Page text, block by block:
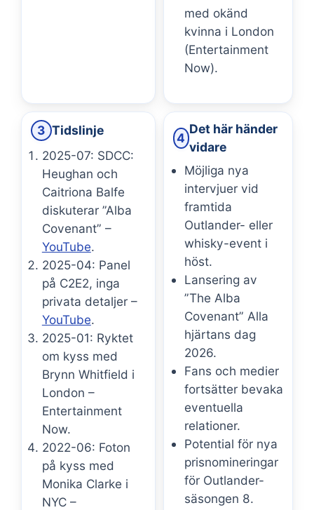
med okänd
kvinna i London
(Entertainment
Now).
3 Tidslinje
2025-07: SDCC:
Heughan och
Caitriona Balfe
diskuterar ”Alba
Covenant” –
YouTube.
2025-04: Panel
på C2E2, inga
privata detaljer –
YouTube.
2025-01: Ryktet
om kyss med
Brynn Whitfield i
London –
Entertainment
Now.
2022-06: Foton
på kyss med
Monika Clarke i
NYC –
4
Det här händer
vidare
Möjliga nya
intervjuer vid
framtida
Outlander- eller
whisky-event i
höst.
Lansering av
”The Alba
Covenant” Alla
hjärtans dag
2026.
Fans och medier
fortsätter bevaka
eventuella
relationer.
Potential för nya
prisnomineringar
för Outlander-
säsongen 8.